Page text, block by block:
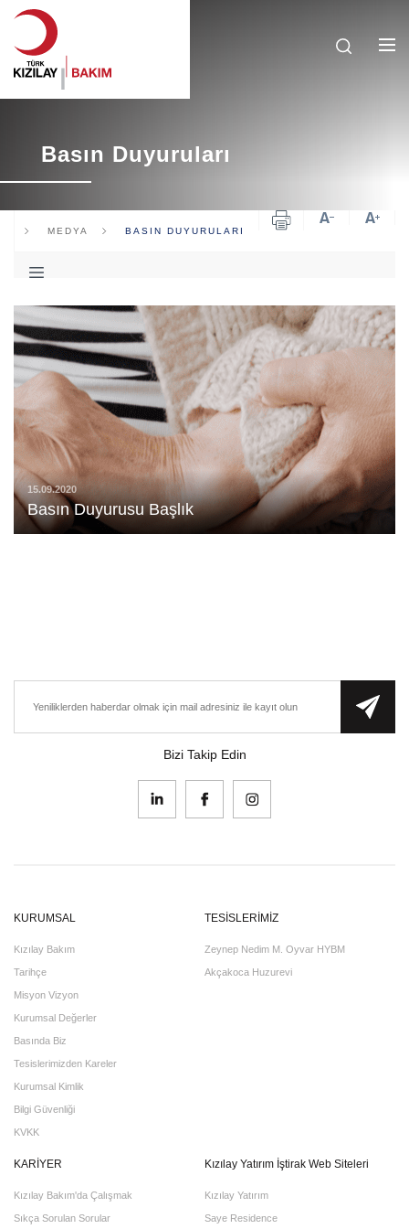
Basın Duyuruları
MEDYA BASIN DUYURULARI
15.09.2020
Basın Duyurusu Başlık
Bizi Takip Edin
KURUMSAL
Kızılay Bakım
Tarihçe
Misyon Vizyon
Kurumsal Değerler
Basında Biz
Tesislerimizden Kareler
Kurumsal Kimlik
Bilgi Güvenliği
KVKK
TESİSLERİMİZ
Zeynep Nedim M. Oyvar HYBM
Akçakoca Huzurevi
KARİYER
Kızılay Bakım'da Çalışmak
Sıkça Sorulan Sorular
Kızılay Yatırım İştirak Web Siteleri
Kızılay Yatırım
Saye Residence